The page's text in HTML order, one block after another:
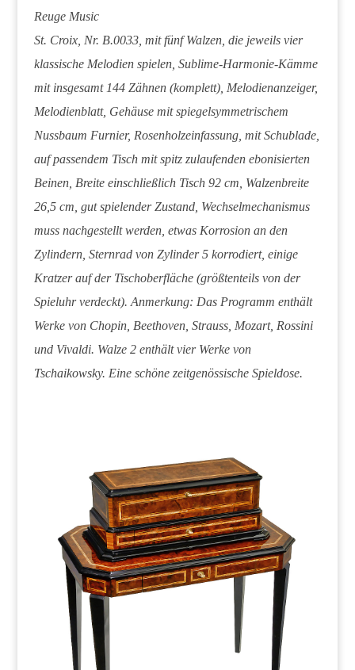
Reuge Music
St. Croix, Nr. B.0033, mit fünf Walzen, die jeweils vier
klassische Melodien spielen, Sublime-Harmonie-Kämme
mit insgesamt 144 Zähnen (komplett), Melodienanzeiger,
Melodienblatt, Gehäuse mit spiegelsymmetrischem
Nussbaum Furnier, Rosenholzeinfassung, mit Schublade,
auf passendem Tisch mit spitz zulaufenden ebonisierten
Beinen, Breite einschließlich Tisch 92 cm, Walzenbreite
26,5 cm, gut spielender Zustand, Wechselmechanismus
muss nachgestellt werden, etwas Korrosion an den
Zylindern, Sternrad von Zylinder 5 korrodiert, einige
Kratzer auf der Tischoberfläche (größtenteils von der
Spieluhr verdeckt). Anmerkung: Das Programm enthält
Werke von Chopin, Beethoven, Strauss, Mozart, Rossini
und Vivaldi. Walze 2 enthält vier Werke von
Tschaikowsky. Eine schöne zeitgenössische Spieldose.